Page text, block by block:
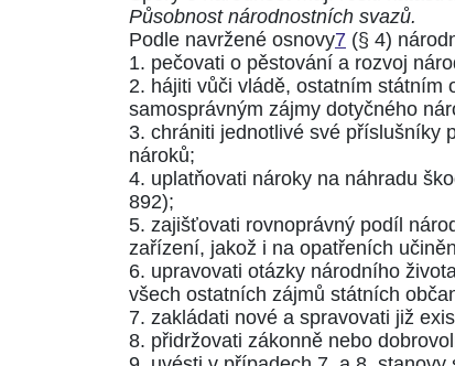
Působnost národnostních svazů.
Podle navržené osnovy7 (§ 4)
1. pečovati o pěstování a rozvoj
2. hájiti vůči vládě, ostatním státním
samosprávným zájmy dotyčného
3. chrániti jednotlivé své příslušníky
nároků;
4. uplatňovati nároky na náhradu
892);
5. zajišťovati rovnoprávný podíl
zařízení, jakož i na opatřeních
6. upravovati otázky národního
všech ostatních zájmů státních
7. zakládati nové a spravovati již
8. přidržovati zákonně nebo